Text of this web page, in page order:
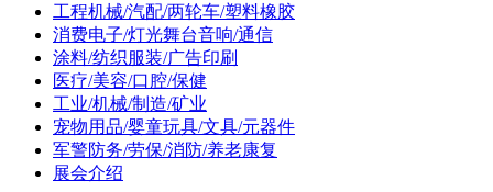
工程机械/汽配/两轮车/塑料橡胶
消费电子/灯光舞台音响/通信
涂料/纺织服装/广告印刷
医疗/美容/口腔/保健
工业/机械/制造/矿业
宠物用品/婴童玩具/文具/元器件
军警防务/劳保/消防/养老康复
展会介绍